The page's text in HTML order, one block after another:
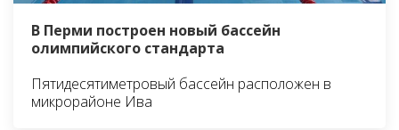
В Перми построен новый бассейн
олимпийского стандарта
Пятидесятиметровый бассейн расположен в
микрорайоне Ива